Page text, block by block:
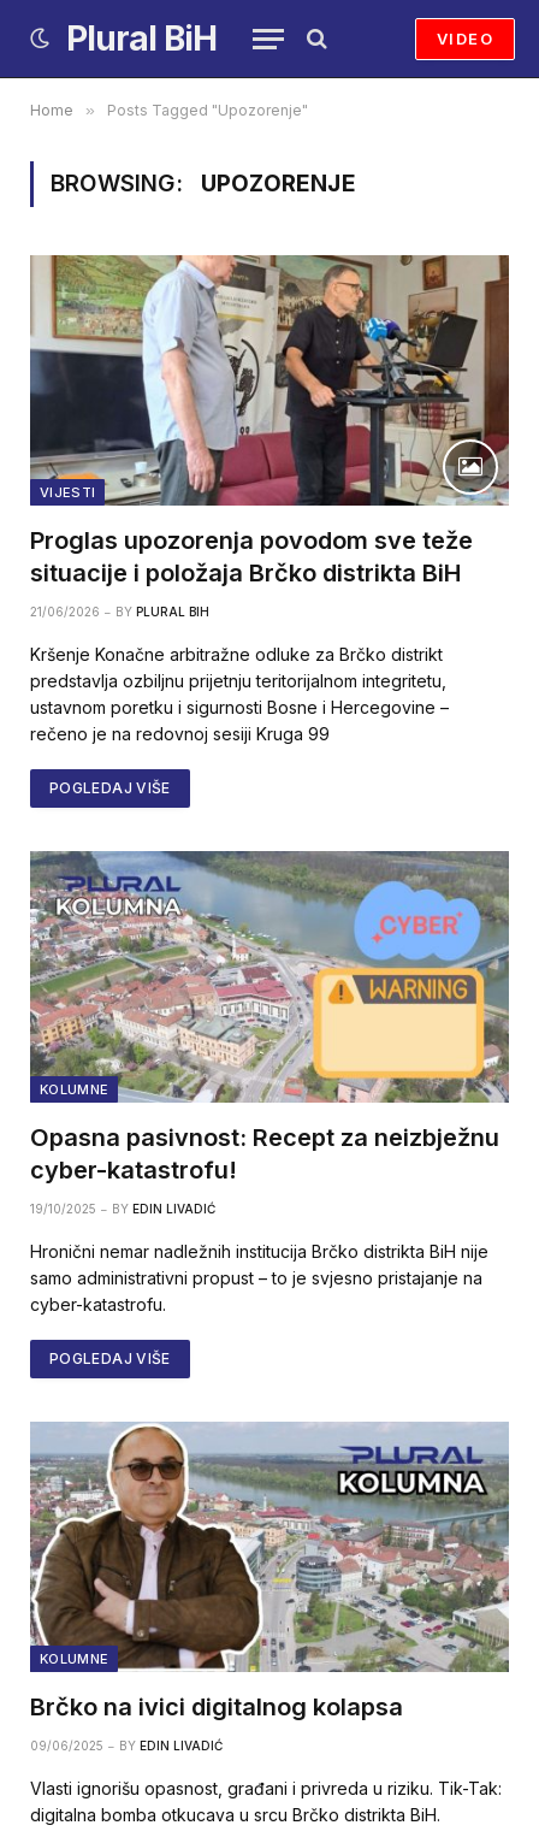
Plural BiH VIDEO
Home » Posts Tagged "Upozorenje"
BROWSING: UPOZORENJE
VIJESTI
Proglas upozorenja povodom sve teže
situacije i položaja Brčko distrikta BiH
21/06/2026 BY PLURAL BIH
Kršenje Konačne arbitražne odluke za Brčko distrikt
predstavlja ozbiljnu prijetnju teritorijalnom integritetu,
ustavnom poretku i sigurnosti Bosne i Hercegovine –
rečeno je na redovnoj sesiji Kruga 99
POGLEDAJ VIŠE
KOLUMNE
Opasna pasivnost: Recept za neizbježnu
cyber-katastrofu!
19/10/2025 BY EDIN LIVADIĆ
Hronični nemar nadležnih institucija Brčko distrikta BiH nije
samo administrativni propust – to je svjesno pristajanje na
cyber-katastrofu.
POGLEDAJ VIŠE
KOLUMNE
Brčko na ivici digitalnog kolapsa
09/06/2025 BY EDIN LIVADIĆ
Vlasti ignorišu opasnost, građani i privreda u riziku. Tik-Tak:
digitalna bomba otkucava u srcu Brčko distrikta BiH.